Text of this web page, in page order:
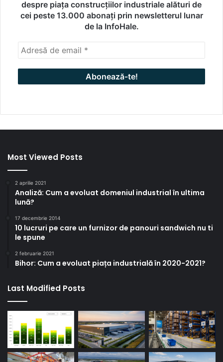
despre piața construcțiilor industriale alături de
cei peste 13.000 abonați prin newsletterul lunar
de la InfoHale.
Most Viewed Posts
2 aprilie 2021
Analiză: Cum a evoluat domeniul industrial în ultima
lună?
17 decembrie 2014
10 lucruri pe care un furnizor de panouri sandwich nu ti
le spune
2 februarie 2021
Bihor: Cum a evoluat piața industrială în 2020-2021?
Last Modified Posts